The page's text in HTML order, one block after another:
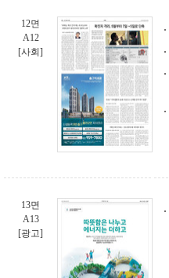
12면
A12
[사회]
13면
A13
[광고]